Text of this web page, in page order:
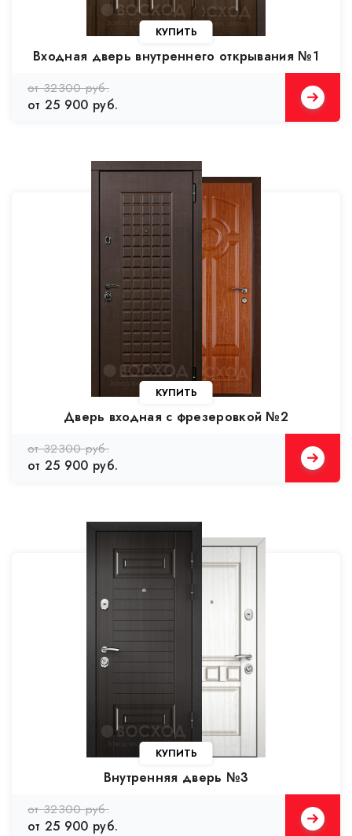
КУПИТЬ
Входная дверь внутреннего открывания №1
от 32300 руб.
от 25 900 руб.
КУПИТЬ
Дверь входная с фрезеровкой №2
от 32300 руб.
от 25 900 руб.
КУПИТЬ
Внутренняя дверь №3
от 32300 руб.
от 25 900 руб.